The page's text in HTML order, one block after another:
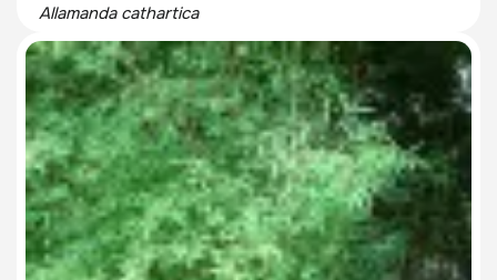
Allamanda cathartica